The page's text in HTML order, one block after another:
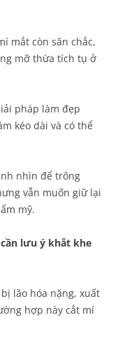
mắt còn săn chắc,
mỡ thừa tích tụ ở
pháp làm đẹp
kéo dài và có thể
nhìn để trông
vẫn muốn giữ lại
mỹ.
lưu ý khắt khe
lão hóa nặng, xuất
hợp này cắt mí